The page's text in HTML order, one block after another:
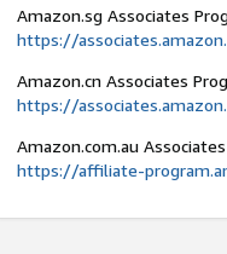
Amazon.sg Associates
https://
Amazon.cn Associates
https://
Amazon.com.au
https://affiliate-